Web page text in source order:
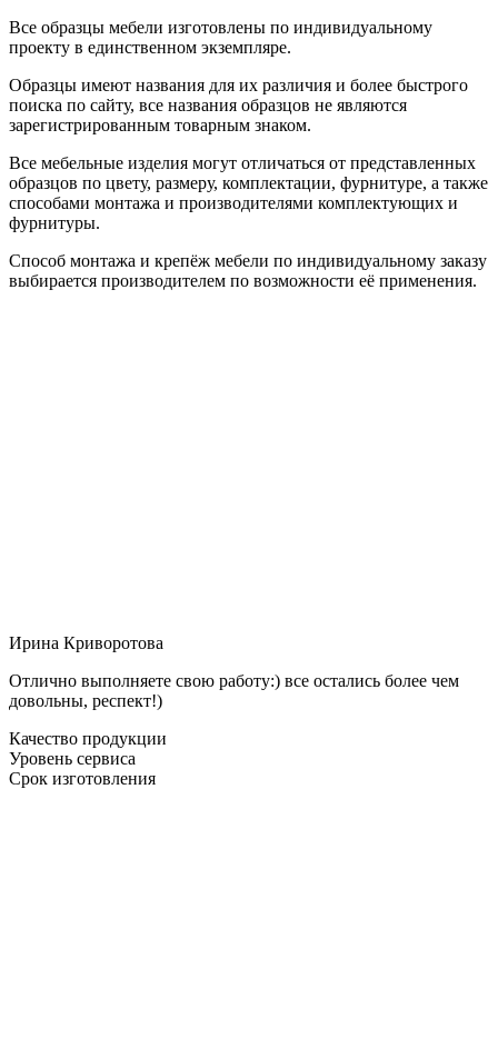
Все образцы мебели изготовлены по индивидуальному
проекту в единственном экземпляре.
Образцы имеют названия для их различия и более быстрого
поиска по сайту, все названия образцов не являются
зарегистрированным товарным знаком.
Все мебельные изделия могут отличаться от представленных
образцов по цвету, размеру, комплектации, фурнитуре, а также
способами монтажа и производителями комплектующих и
фурнитуры.
Способ монтажа и крепёж мебели по индивидуальному заказу
выбирается производителем по возможности её применения.
Ирина Криворотова
Отлично выполняете свою работу:) все остались более чем
довольны, респект!)
Качество продукции
Уровень сервиса
Срок изготовления